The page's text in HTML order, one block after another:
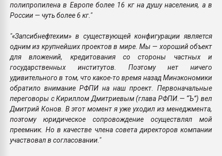
полипропилена в Европе более 16 кг на душу населения, а в
России — чуть более 6 кг."
"«Запсибнефтехим» в существующей конфигурации является
одним из крупнейших проектов в мире. Мы — хороший объект
для вложений, кредитования со стороны частных и
государственных институтов. Поэтому нет ничего
удивительного в том, что какое-то время назад Минэкономики
обратило внимание РФПИ на наш проект. Первоначальные
переговоры с Кириллом Дмитриевым (глава РФПИ.— “Ъ”) вел
Дмитрий Конов. В этот момент я уже уходил из менеджмента,
поэтому юридическое сопровождение осуществлял мой
преемник. Но в качестве члена совета директоров компании
участвовал в согласовании."